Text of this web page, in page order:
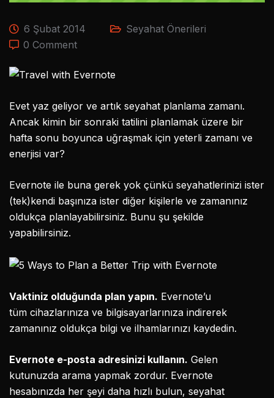
6 Şubat 2014
Seyahat Önerileri
0 Comment
Evet yaz geliyor ve artık seyahat planlama zamanı.
Ancak kimin bir sonraki tatilini planlamak üzere bir
hafta sonu boyunca uğraşmak için yeterli zamanı ve
enerjisi var?
Evernote ile buna gerek yok çünkü seyahatlerinizi ister
(tek)kendi başınıza ister diğer kişilerle ve zamanınız
oldukça planlayabilirsiniz. Bunu şu şekilde
yapabilirsiniz.
Vaktiniz olduğunda plan yapın. Evernote’u
tüm cihazlarınıza ve bilgisayarlarınıza indirerek
zamanınız oldukça bilgi ve ilhamlarınızı kaydedin.
Evernote e-posta adresinizi kullanın. Gelen
kutunuzda arama yapmak zordur. Evernote
hesabınızda her şeyi daha hızlı bulun, seyahat